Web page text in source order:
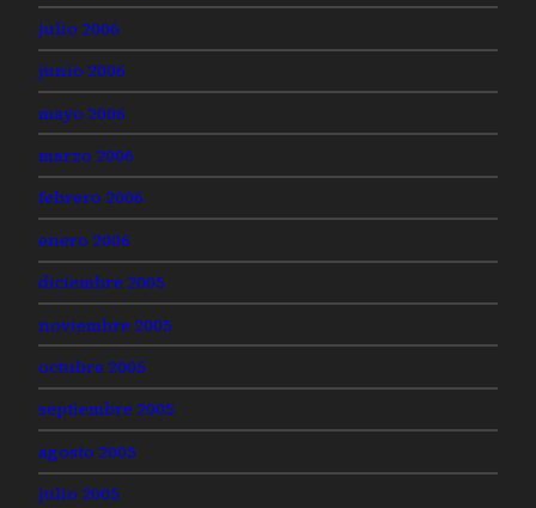
julio 2006
junio 2006
mayo 2006
marzo 2006
febrero 2006
enero 2006
diciembre 2005
noviembre 2005
octubre 2005
septiembre 2005
agosto 2005
julio 2005